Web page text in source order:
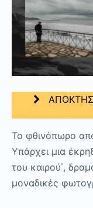
Το φθινόπωρο
Υπάρχει μια
του καιρού΄,
μοναδικές